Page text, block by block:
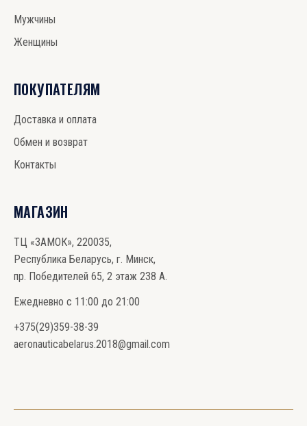
Мужчины
Женщины
ПОКУПАТЕЛЯМ
Доставка и оплата
Обмен и возврат
Контакты
МАГАЗИН
ТЦ «ЗАМОК», 220035,
Республика Беларусь, г. Минск,
пр. Победителей 65, 2 этаж 238 А.
Ежедневно с 11:00 до 21:00
+375(29)359-38-39
aeronauticabelarus.2018@gmail.com